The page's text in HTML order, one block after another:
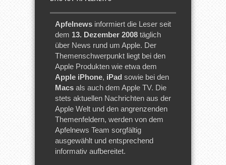
Apfelnews informiert die Leser seit
dem 13. Dezember 2008 täglich
über News rund um Apple. Der
Themenschwerpunkt liegt bei den
Apple Produkten wie etwa dem
Apple iPhone, iPad sowie bei den
Macs als auch dem Apple TV. Die
stets aktuellen Nachrichten aus der
Apple Welt und den angrenzenden
Themenfeldern, werden von dem
Apfelnews Team sorgfältig
ausgewählt und entsprechend
informativ aufbereitet.